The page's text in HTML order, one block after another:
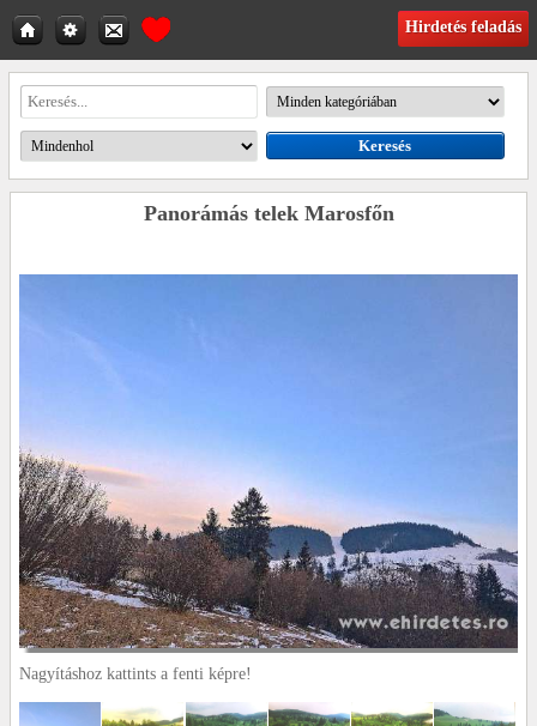
Hirdetés feladás
Panorámás telek Marosfőn
Nagyításhoz kattints a fenti képre!